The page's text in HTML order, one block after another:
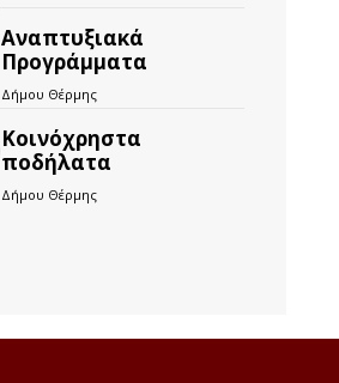
Αναπτυξιακά
Προγράμματα
Δήμου Θέρμης
Kοινόχρηστα
ποδήλατα
Δήμου Θέρμης